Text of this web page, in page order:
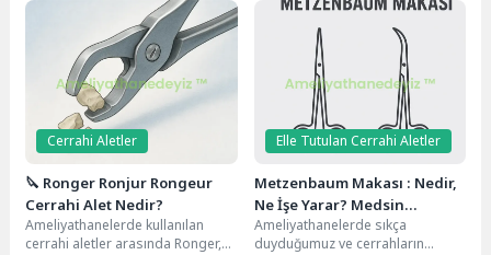
anlatacağız. Ayrıca...
olmazıdır. Her biri belirli bir
amaca hizmet...
Cerrahi Aletler
🔪 Ronger Ronjur Rongeur
Cerrahi Alet Nedir?
Ameliyathanelerde kullanılan
cerrahi aletler arasında Ronger,
Elle Tutulan Cerrahi Aletler
Metzenbaum Makası : Nedir,
Ne İşe Yarar? Medsin
Diseksiyon
Ameliyathanelerde sıkça
duyduğumuz ve cerrahların